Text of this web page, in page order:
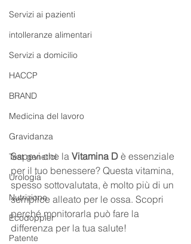
Servizi ai pazienti
intolleranze alimentari
Servizi a domicilio
HACCP
BRAND
Medicina del lavoro
Gravidanza
Test genetici
Urologia
Nutrizione
Ecodoppler
Patente
Sapevi che la Vitamina D è essenziale
per il tuo benessere? Questa vitamina,
spesso sottovalutata, è molto più di un
semplice alleato per le ossa. Scopri
perché monitorarla può fare la
differenza per la tua salute!